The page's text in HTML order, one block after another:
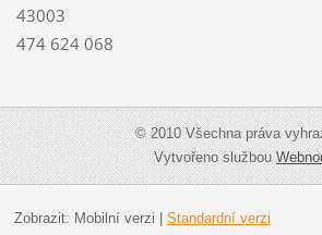
43003
474 624 068
© 2010 Všechna práva
Vytvořeno službou
Zobrazit: Mobilní verzi | Standardní verzi